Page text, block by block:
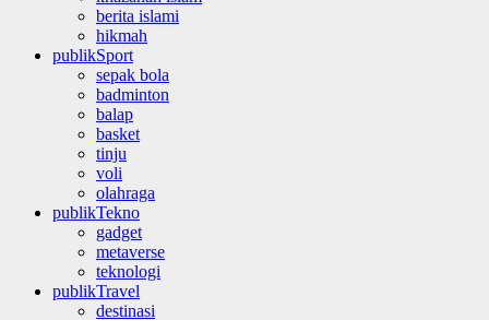
berita islami
hikmah
publikSport
sepak bola
badminton
balap
basket
tinju
voli
olahraga
publikTekno
gadget
metaverse
teknologi
publikTravel
destinasi